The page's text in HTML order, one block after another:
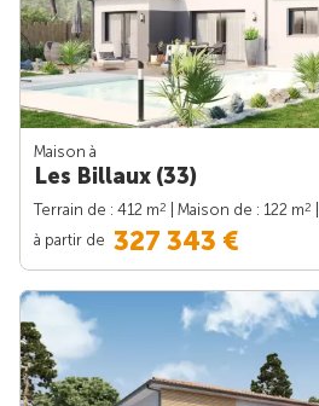
Maison à
Les Billaux (33)
Terrain de : 412 m2 | Maison de : 122 m2
à partir de 327 343 €